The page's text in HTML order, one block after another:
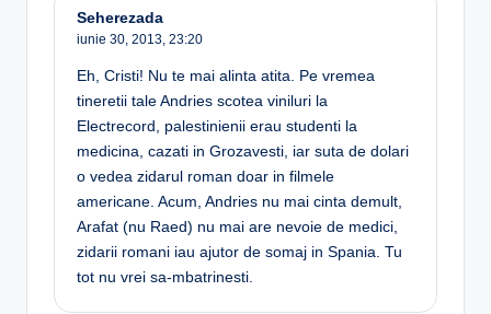
Seherezada
iunie 30, 2013, 23:20
Eh, Cristi! Nu te mai alinta atita. Pe vremea
tineretii tale Andries scotea viniluri la
Electrecord, palestinienii erau studenti la
medicina, cazati in Grozavesti, iar suta de dolari
o vedea zidarul roman doar in filmele
americane. Acum, Andries nu mai cinta demult,
Arafat (nu Raed) nu mai are nevoie de medici,
zidarii romani iau ajutor de somaj in Spania. Tu
tot nu vrei sa-mbatrinesti.